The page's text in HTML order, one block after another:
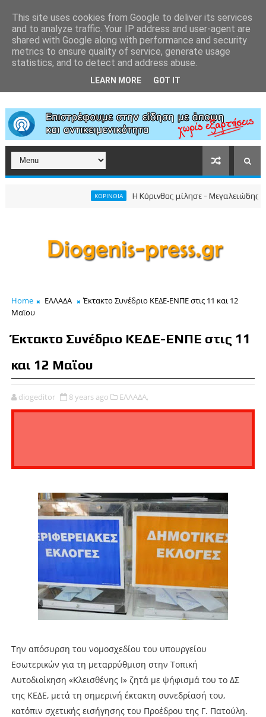
Η Κόρινθος μίλησε - Μεγαλειώδης
Home ΕΛΛΑΔΑ
Έκτακτο Συνέδριο ΚΕΔΕ-ΕΝΠΕ στις 11 και 12
Μαϊου
Έκτακτο Συνέδριο ΚΕΔΕ-ΕΝΠΕ στις 11
και 12 Μαϊου
diogeditor 8 years ago ΕΛΛΑΔΑ,
Την απόσυρση του νομοσχεδίου του υπουργείου
Εσωτερικών για τη μεταρρύθμιση στην Τοπική
Αυτοδιοίκηση «Κλεισθένης Ι» ζητά με ψήφισμά του το ΔΣ
της ΚΕΔΕ, μετά τη σημερινή έκτακτη συνεδρίασή του,
κατόπιν σχετικής εισήγησης του Προέδρου της Γ. Πατούλη.
This site uses cookies from Google to deliver its services
and to analyze traffic. Your IP address and user-agent are
shared with Google along with performance and security
metrics to ensure quality of service, generate usage
statistics, and to detect and address abuse.
LEARN MORE GOT IT